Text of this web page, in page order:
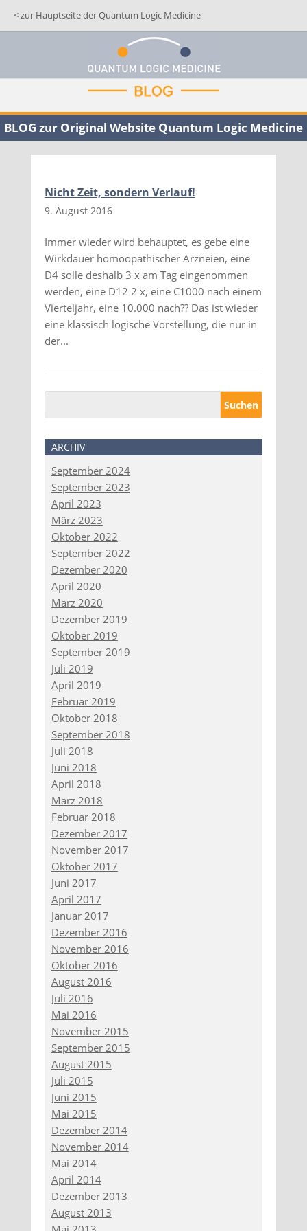
< zur Hauptseite der Quantum Logic Medicine
BLOG zur Original Website Quantum Logic Medicine
Nicht Zeit, sondern Verlauf!
9. August 2016
Immer wieder wird behauptet, es gebe eine
Wirkdauer homöopathischer Arzneien, eine
D4 solle deshalb 3 x am Tag eingenommen
werden, eine D12 2 x, eine C1000 nach einem
Vierteljahr, eine 10.000 nach?? Das ist wieder
eine klassisch logische Vorstellung, die nur in
der...
ARCHIV
September 2024
September 2023
April 2023
März 2023
Oktober 2022
September 2022
Dezember 2020
April 2020
März 2020
Dezember 2019
Oktober 2019
September 2019
Juli 2019
April 2019
Februar 2019
Oktober 2018
September 2018
Juli 2018
Juni 2018
April 2018
März 2018
Februar 2018
Dezember 2017
November 2017
Oktober 2017
Juni 2017
April 2017
Januar 2017
Dezember 2016
November 2016
Oktober 2016
August 2016
Juli 2016
Mai 2016
November 2015
September 2015
August 2015
Juli 2015
Juni 2015
Mai 2015
Dezember 2014
November 2014
Mai 2014
April 2014
Dezember 2013
August 2013